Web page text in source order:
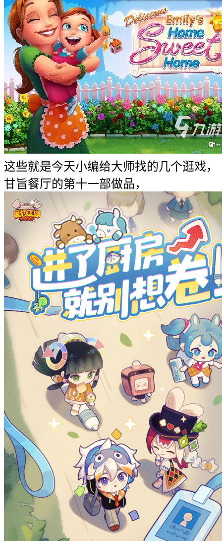
这些就是今天小编给大师找的几个逛戏，
甘旨餐厅的第十一部做品，